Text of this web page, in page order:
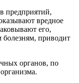
предприятий,
вредное
его,
болезням, приводит
органов, по